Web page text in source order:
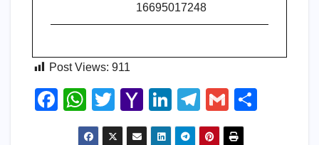
16695017248
Post Views: 911
F
W
h
T
wi
Y
a
Li
n
T
el
G
m